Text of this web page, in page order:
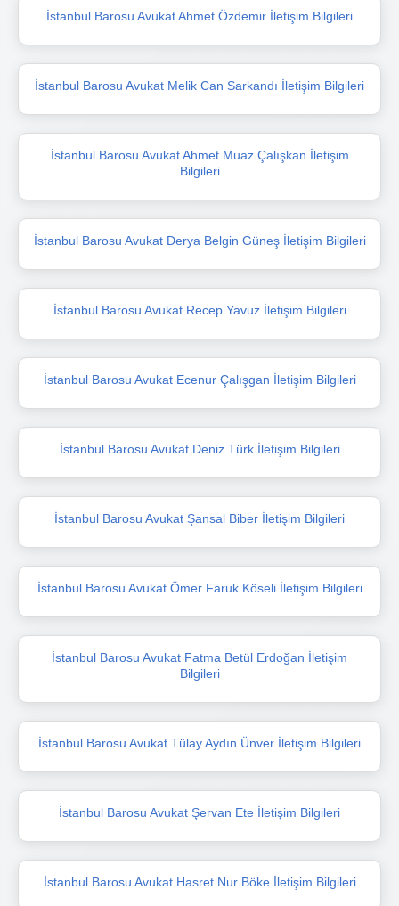
İstanbul Barosu Avukat Ahmet Özdemir İletişim Bilgileri
İstanbul Barosu Avukat Melik Can Sarkandı İletişim Bilgileri
İstanbul Barosu Avukat Ahmet Muaz Çalışkan İletişim
Bilgileri
İstanbul Barosu Avukat Derya Belgin Güneş İletişim Bilgileri
İstanbul Barosu Avukat Recep Yavuz İletişim Bilgileri
İstanbul Barosu Avukat Ecenur Çalışgan İletişim Bilgileri
İstanbul Barosu Avukat Deniz Türk İletişim Bilgileri
İstanbul Barosu Avukat Şansal Biber İletişim Bilgileri
İstanbul Barosu Avukat Ömer Faruk Köseli İletişim Bilgileri
İstanbul Barosu Avukat Fatma Betül Erdoğan İletişim
Bilgileri
İstanbul Barosu Avukat Tülay Aydın Ünver İletişim Bilgileri
İstanbul Barosu Avukat Şervan Ete İletişim Bilgileri
İstanbul Barosu Avukat Hasret Nur Böke İletişim Bilgileri